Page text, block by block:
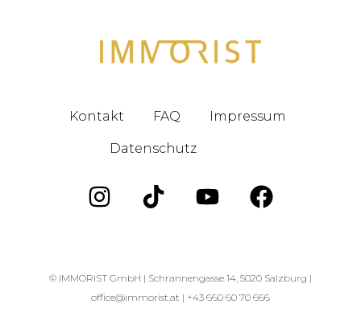
Kontakt FAQ Impressum
Datenschutz
© IMMORIST GmbH | Schrannengasse 14, 5020 Salzburg |
office@immorist.at | +43 660 60 70 666